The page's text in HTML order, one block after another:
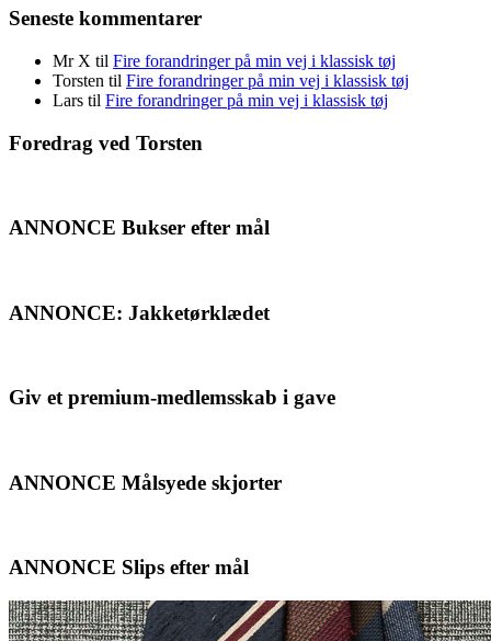
Seneste kommentarer
Mr X til Fire forandringer på min vej i klassisk tøj
Torsten til Fire forandringer på min vej i klassisk tøj
Lars til Fire forandringer på min vej i klassisk tøj
Foredrag ved Torsten
ANNONCE Bukser efter mål
ANNONCE: Jakketørklædet
Giv et premium-medlemsskab i gave
ANNONCE Målsyede skjorter
ANNONCE Slips efter mål